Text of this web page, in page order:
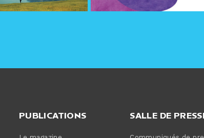
PUBLICATIONS SALLE DE